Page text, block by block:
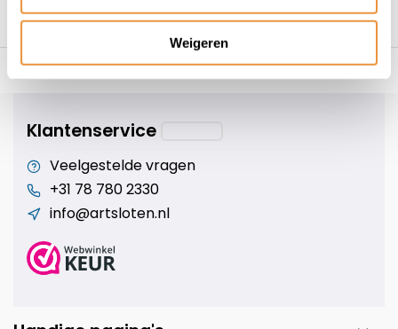
Weigeren
voor uw tweewieler Snelle levering Niet goed = geld
Klantenservice
Veelgestelde vragen
+31 78 780 2330
info@artsloten.nl